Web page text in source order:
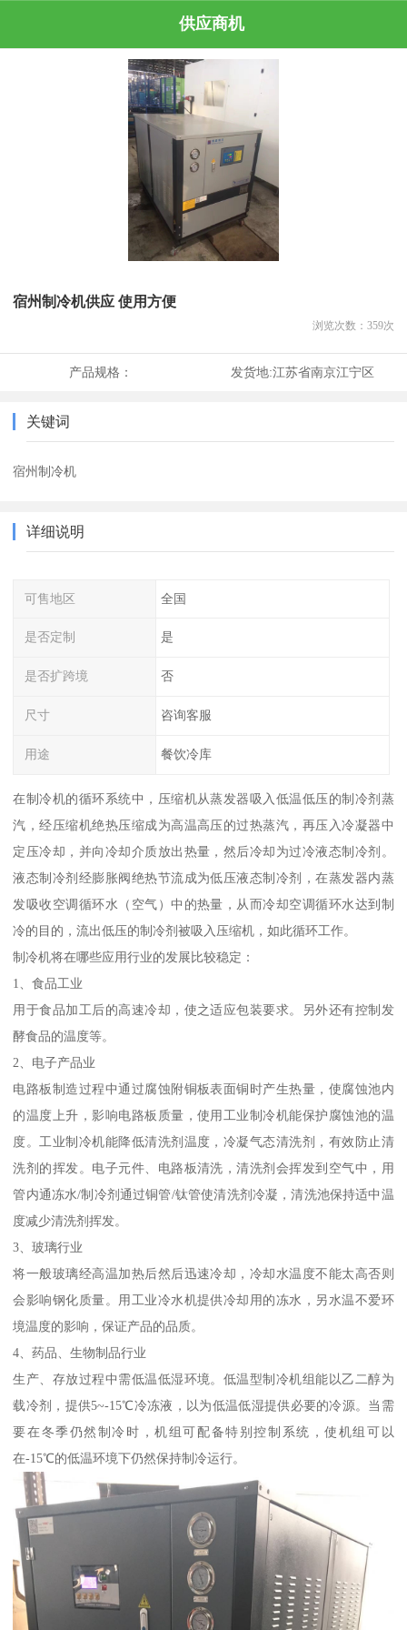
供应商机
宿州制冷机供应 使用方便
浏览次数： 359次
产品规格： 发货地:江苏省南京江宁区
关键词
宿州制冷机
详细说明
可售地区 全国
是否定制 是
是否扩跨境 否
尺寸 咨询客服
用途 餐饮冷库
在制冷机的循环系统中，压缩机从蒸发器吸入低温低压的制冷剂蒸
汽，经压缩机绝热压缩成为高温高压的过热蒸汽，再压入冷凝器中
定压冷却，并向冷却介质放出热量，然后冷却为过冷液态制冷剂。
液态制冷剂经膨胀阀绝热节流成为低压液态制冷剂，在蒸发器内蒸
发吸收空调循环水（空气）中的热量，从而冷却空调循环水达到制
冷的目的，流出低压的制冷剂被吸入压缩机，如此循环工作。
制冷机将在哪些应用行业的发展比较稳定：
1、食品工业
用于食品加工后的高速冷却，使之适应包装要求。另外还有控制发
酵食品的温度等。
2、电子产品业
电路板制造过程中通过腐蚀附铜板表面铜时产生热量，使腐蚀池内
的温度上升，影响电路板质量，使用工业制冷机能保护腐蚀池的温
度。工业制冷机能降低清洗剂温度，冷凝气态清洗剂，有效防止清
洗剂的挥发。电子元件、电路板清洗，清洗剂会挥发到空气中，用
管内通冻水/制冷剂通过铜管/钛管使清洗剂冷凝，清洗池保持适中温
度减少清洗剂挥发。
3、玻璃行业
将一般玻璃经高温加热后然后迅速冷却，冷却水温度不能太高否则
会影响钢化质量。用工业冷水机提供冷却用的冻水，另水温不爱环
境温度的影响，保证产品的品质。
4、药品、生物制品行业
生产、存放过程中需低温低湿环境。低温型制冷机组能以乙二醇为
载冷剂，提供5~-15℃冷冻液，以为低温低湿提供必要的冷源。当需
要在冬季仍然制冷时，机组可配备特别控制系统，使机组可以
在-15℃的低温环境下仍然保持制冷运行。